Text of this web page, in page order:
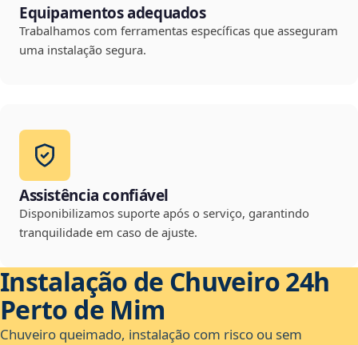
Equipamentos adequados
Trabalhamos com ferramentas específicas que asseguram
uma instalação segura.
Assistência confiável
Disponibilizamos suporte após o serviço, garantindo
tranquilidade em caso de ajuste.
Instalação de Chuveiro 24h
Perto de Mim
Chuveiro queimado, instalação com risco ou sem